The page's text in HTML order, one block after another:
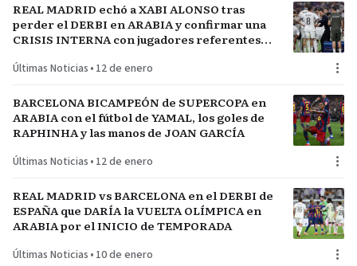
REAL MADRID echó a XABI ALONSO tras
perder el DERBI en ARABIA y confirmar una
CRISIS INTERNA con jugadores referentes
Últimas Noticias • 12 de enero
BARCELONA BICAMPEÓN de SUPERCOPA en
ARABIA con el fútbol de YAMAL, los goles de
RAPHINHA y las manos de JOAN GARCÍA
Últimas Noticias • 12 de enero
REAL MADRID vs BARCELONA en el DERBI de
ESPAÑA que DARÍA la VUELTA OLÍMPICA en
ARABIA por el INICIO de TEMPORADA
Últimas Noticias • 10 de enero